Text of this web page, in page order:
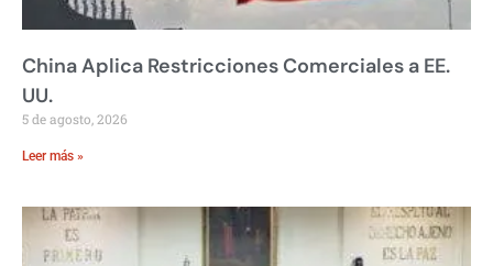
China Aplica Restricciones Comerciales a EE.
UU.
5 de agosto, 2026
Leer más »